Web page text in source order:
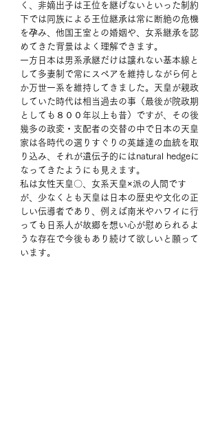
く、非嫡出子は王位を継げないといった制約
下では同族による王位継承は常に断絶の危機
を孕み、他国王室との婚姻や、女系継承を認
めてきた背景はよく理解できます。
一方日本は男系承継だけは譲れない基本線と
して多妻制で常にスペアを維持しながら何と
か万世一系を維持してきました。天皇が親政
していた時代は相当過去の事（最後が院政期
としても８００年以上も昔）ですが、その後
幾多の政変・支配者の交替の中で日本の天皇
家は各時代の選りすぐりの英雄達の血統を取
り込み、それが遺伝子的にはnatural hedgeに
なってきたようにも見えます。
私は女性天皇〇、女系天皇×派の人間です
が、少なくとも天皇は日本の歴史や文化の正
しい伝導者であり、例えば南米やハワイに行
っても日系人が故郷を想い心が慰められるよ
うな存在で今後もあり続けて欲しいと願って
います。